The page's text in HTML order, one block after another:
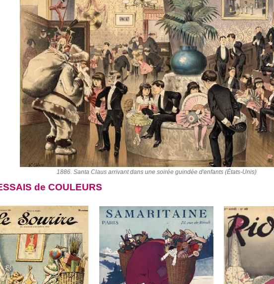
1886. Santa Claus arrivant dans une soirée guindée d'enfants (États-Unis)
de COULEURS